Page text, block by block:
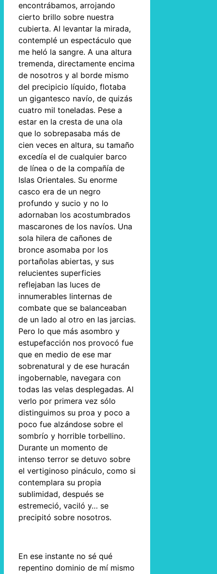
encontrábamos, arrojando
cierto brillo sobre nuestra
cubierta. Al levantar la mirada,
contemplé un espectáculo que
me heló la sangre. A una altura
tremenda, directamente encima
de nosotros y al borde mismo
del precipicio líquido, flotaba
un gigantesco navío, de quizás
cuatro mil toneladas. Pese a
estar en la cresta de una ola
que lo sobrepasaba más de
cien veces en altura, su tamaño
excedía el de cualquier barco
de línea o de la compañía de
Islas Orientales. Su enorme
casco era de un negro
profundo y sucio y no lo
adornaban los acostumbrados
mascarones de los navíos. Una
sola hilera de cañones de
bronce asomaba por los
portañolas abiertas, y sus
relucientes superficies
reflejaban las luces de
innumerables linternas de
combate que se balanceaban
de un lado al otro en las jarcias.
Pero lo que más asombro y
estupefacción nos provocó fue
que en medio de ese mar
sobrenatural y de ese huracán
ingobernable, navegara con
todas las velas desplegadas. Al
verlo por primera vez sólo
distinguimos su proa y poco a
poco fue alzándose sobre el
sombrío y horrible torbellino.
Durante un momento de
intenso terror se detuvo sobre
el vertiginoso pináculo, como si
contemplara su propia
sublimidad, después se
estremeció, vaciló y… se
precipitó sobre nosotros.
En ese instante no sé qué
repentino dominio de mí mismo